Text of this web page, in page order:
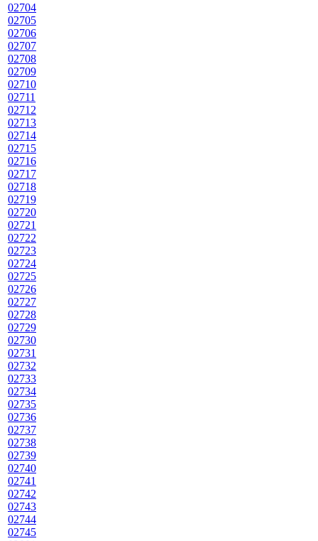
02704
02705
02706
02707
02708
02709
02710
02711
02712
02713
02714
02715
02716
02717
02718
02719
02720
02721
02722
02723
02724
02725
02726
02727
02728
02729
02730
02731
02732
02733
02734
02735
02736
02737
02738
02739
02740
02741
02742
02743
02744
02745